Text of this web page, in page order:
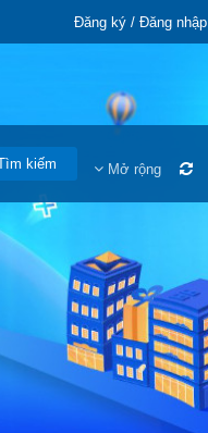
Đăng ký / Đăng nhập
kiếm Mở rộng